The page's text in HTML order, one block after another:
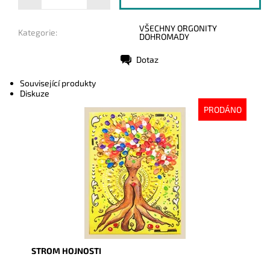
Kategorie:
VŠECHNY ORGONITY
DOHROMADY
Dotaz
Související produkty
Diskuze
PRODÁNO
Vyprodáno
4440
STROM HOJNOSTI